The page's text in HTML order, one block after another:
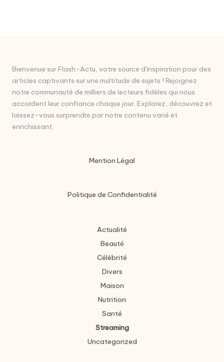
Bienvenue sur Flash-Actu, votre source d'inspiration pour des
articles captivants sur une multitude de sujets ! Rejoignez
notre communauté de milliers de lecteurs fidèles qui nous
accordent leur confiance chaque jour. Explorez, découvrez et
laissez-vous surprendre par notre contenu varié et
enrichissant.
Mention Légal
Politique de Confidentialité
Actualité
Beauté
Célébrité
Divers
Maison
Nutrition
Santé
Streaming
Uncategorized